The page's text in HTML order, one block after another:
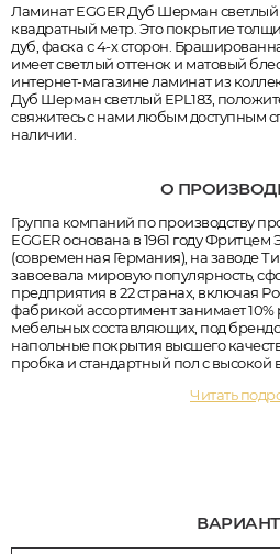
Ламинат EGGER Дуб Шерман светлый
квадратный метр. Это покрытие
дуб, фаска с 4-х сторон.
имеет светлый оттенок и матовый
интернет-магазине ламинат из
Дуб Шерман светлый EPL183,
свяжитесь с нами любым доступным
наличии.
О
Группа компаний по производству
EGGER основана в 1961 году Фритцем
(современная Германия), на заводе
завоевала мировую популярность,
предприятия в 22 странах, включая
фабрикой ассортимент занимает
мебельных составляющих, под
напольные покрытия высшего
пробка и стандартный пол с высокой
Читать